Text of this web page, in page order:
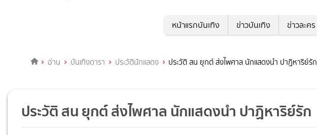
หน้าแรกบันเทิง ข่าวบันเทิง ข่าวละคร
อ่าน บันเทิงดารา ประวัตินักแสดง ประวัติ สน ยุกต์ ส่งไพศาล นักแสดงนำ ปาฏิหาริย์รัก
ประวัติ สน ยุกต์ ส่งไพศาล นักแสดงนำ ปาฏิหาริย์รัก